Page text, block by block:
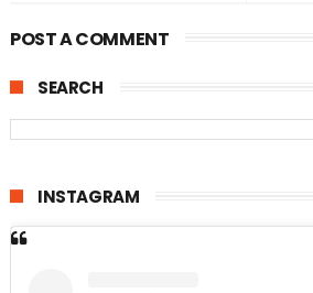
POST A COMMENT
SEARCH
INSTAGRAM